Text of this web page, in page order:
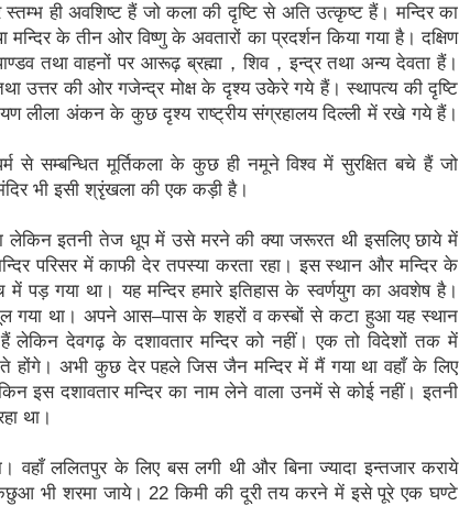
ही अवशिष्ट हैं जो कला की दृष्टि से अति उत्कृष्ट हैं। मन्दिर का
के तीन ओर विष्णु के अवतारों का प्रदर्शन किया गया है। दक्षिण
तथा वाहनों पर आरूढ़ ब्रह्मा，शिव，इन्द्र तथा अन्य देवता हैं।
उत्तर की ओर गजेन्द्र मोक्ष के दृश्य उकेेरे गये हैं। स्थापत्य की दृष्टि
लीला अंकन के कुछ दृश्य राष्ट्रीय संग्रहालय दिल्ली में रखे गये हैं।
से सम्बन्धित मूर्तिकला के कुछ ही नमूने विश्व में सुरक्षित बचे हैं जो
भी इसी श्रृंखला की एक कड़ी है।
लेकिन इतनी तेज धूप में उसे मरने की क्या जरूरत थी इसलिए छाये में
परिसर में काफी देर तपस्या करता रहा। इस स्थान और मन्दिर के
पड़ गया था। यह मन्दिर हमारे इतिहास के स्वर्णयुग का अवशेष है।
गया था। अपने आस–पास के शहरों व कस्बों से कटा हुआ यह स्थान
लेकिन देवगढ़ के दशावतार मन्दिर को नहीं। एक तो विदेशों तक में
अभी कुछ देर पहले जिस जैन मन्दिर में मैं गया था वहाँ के लिए
इस दशावतार मन्दिर का नाम लेने वाला उनमें से कोई नहीं। इतनी
था।
ललितपुर के लिए बस लगी थी और बिना ज्यादा इन्तजार कराये
भी शरमा जाये। 22 किमी की दूरी तय करने में इसे पूरे एक घण्टे